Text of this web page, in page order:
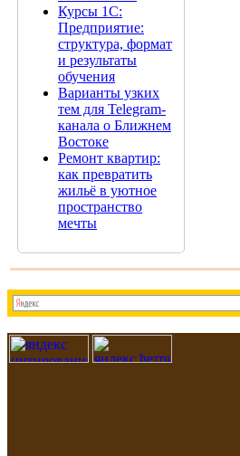
Курсы 1С:
Предприятие:
структура, формат
и результаты
обучения
Варианты узких
тем для Telegram-
канала о Ближнем
Востоке
Ремонт квартир:
как превратить
жильё в уютное
пространство
мечты